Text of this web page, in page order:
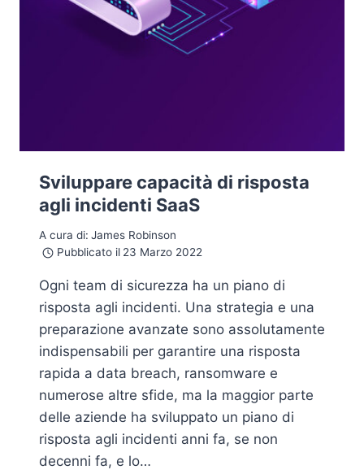
Sviluppare capacità di risposta
agli incidenti SaaS
A cura di: James Robinson
Pubblicato il 23 Marzo 2022
Ogni team di sicurezza ha un piano di
risposta agli incidenti. Una strategia e una
preparazione avanzate sono assolutamente
indispensabili per garantire una risposta
rapida a data breach, ransomware e
numerose altre sfide, ma la maggior parte
delle aziende ha sviluppato un piano di
risposta agli incidenti anni fa, se non
decenni fa, e lo…